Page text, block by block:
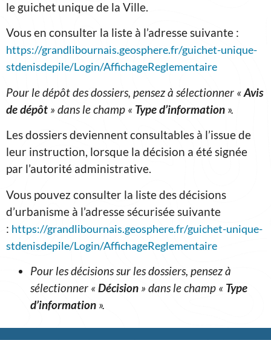
le guichet unique de la Ville.
Vous en consulter la liste à l’adresse suivante :
https://grandlibournais.geosphere.fr/guichet-unique-
stdenisdepile/Login/AffichageReglementaire
Pour le dépôt des dossiers, pensez à sélectionner «Avis
de dépôt » dans le champ « Type d’information ».
Les dossiers deviennent consultables à l’issue de
leur instruction, lorsque la décision a été signée
par l’autorité administrative.
Vous pouvez consulter la liste des décisions
d’urbanisme à l’adresse sécurisée suivante
: https://grandlibournais.geosphere.fr/guichet-unique-
stdenisdepile/Login/AffichageReglementaire
Pour les décisions sur les dossiers, pensez à
sélectionner « Décision » dans le champ « Type
d’information ».